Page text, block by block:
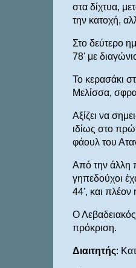
στα δίχτυα,
την κατοχή,
Στο δεύτερο
78' με
Το κερασάκι
Μελίσσα,
Αξίζει να
ιδίως στο
φάουλ του
Από την άλλη
γηπεδούχοι
44', και πλέον
Ο Λεβαδειακός
πρόκριση.
Διαιτητής: